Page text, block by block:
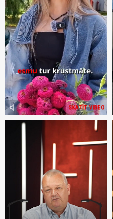
SKATĪT VIDEO
volume_mute